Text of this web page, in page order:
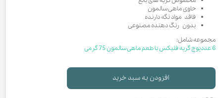
حاوی ماهی سالمون
فاقد مواد نگه دارنده
بدون رنگ دهنده مصنوعی
مجموعه شامل:
6 عددپوچ گربه فلیکس با طعم ماهی سالمون 75 گرمی
افزودن به سبد خرید